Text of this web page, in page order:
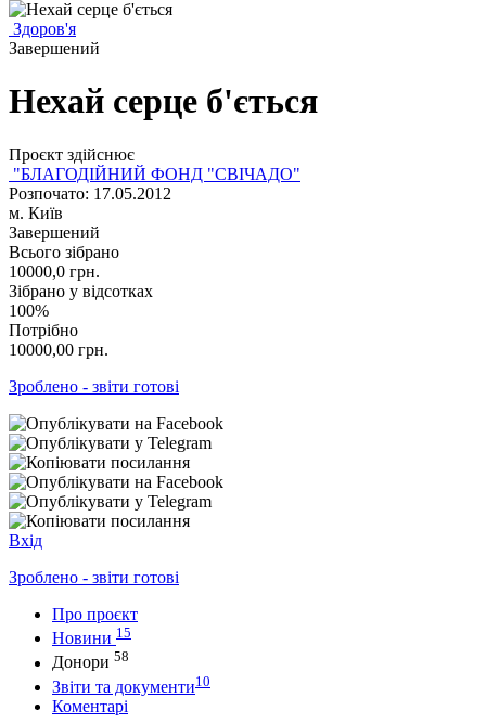
Здоров'я
Завершений
Нехай серце б'ється
Проєкт здійснює
"БЛАГОДІЙНИЙ ФОНД "СВІЧАДО"
Розпочато: 17.05.2012
м. Київ
Завершений
Всього зібрано
10000,0 грн.
Зібрано у відсотках
100%
Потрібно
10000,00 грн.
Зроблено - звіти готові
Вхід
Зроблено - звіти готові
Про проєкт
Новини 15
Донори 58
Звіти та документи10
Коментарі